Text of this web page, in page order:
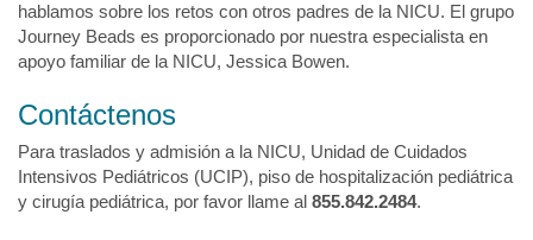
hablamos sobre los retos con otros padres de la NICU. El grupo
Journey Beads es proporcionado por nuestra especialista en
apoyo familiar de la NICU, Jessica Bowen.
Contáctenos
Para traslados y admisión a la NICU, Unidad de Cuidados
Intensivos Pediátricos (UCIP), piso de hospitalización pediátrica
y cirugía pediátrica, por favor llame al 855.842.2484.